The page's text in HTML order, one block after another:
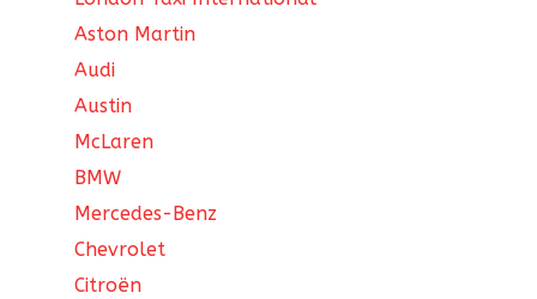
Aston Martin
Audi
Austin
McLaren
BMW
Mercedes-Benz
Chevrolet
Citroën